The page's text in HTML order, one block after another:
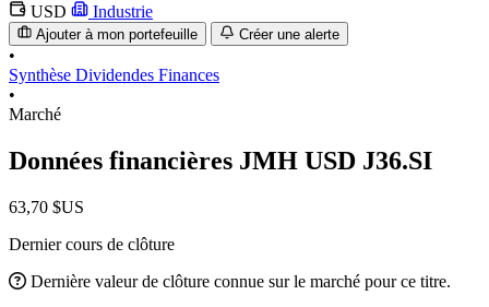
USD
Industrie
Ajouter à mon portefeuille Créer une alerte
•
Synthèse Dividendes Finances
•
Marché
Données financières JMH USD J36.SI
63,70 $US
Dernier cours de clôture
Dernière valeur de clôture connue sur le marché pour ce titre.